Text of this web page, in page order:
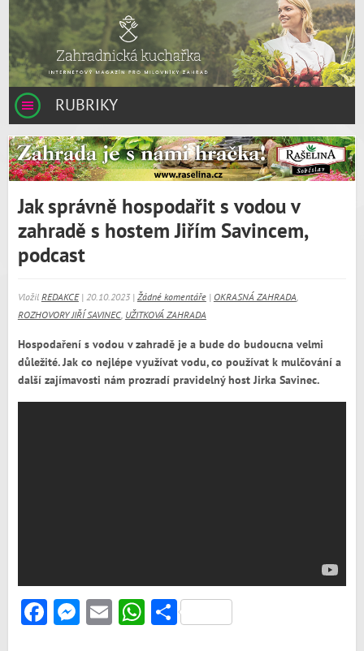
RUBRIKY
Jak správně hospodařit s vodou v
zahradě s hostem Jiřím Savincem,
podcast
Vložil REDAKCE| 20.10.2023 | Žádné komentáře| OKRASNÁ ZAHRADA,
ROZHOVORY JIŘÍ SAVINEC, UŽITKOVÁ ZAHRADA
Hospodaření s vodou v zahradě je a bude do budoucna velmi
důležité. Jak co nejlépe využívat vodu, co používat k mulčování a
další zajímavosti nám prozradí pravidelný host Jirka Savinec.
Facebook
Messenger
EmailWhatsApp
Share